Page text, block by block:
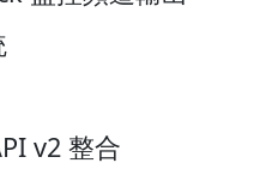
v2 整合